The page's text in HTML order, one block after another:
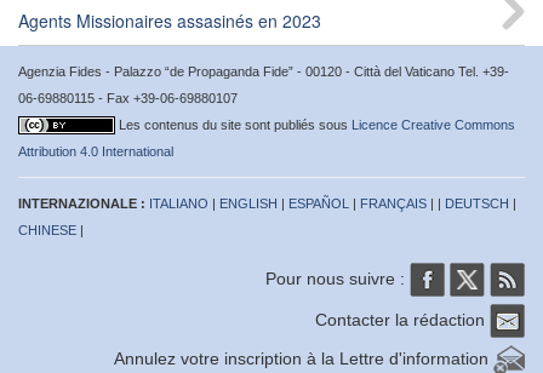
Agents Missionaires assasinés en 2023
Agenzia Fides - Palazzo “de Propaganda Fide” - 00120 - Città del Vaticano Tel. +39-
06-69880115 - Fax +39-06-69880107
Les contenus du site sont publiés sous Licence Creative Commons
Attribution 4.0 International
INTERNAZIONALE : ITALIANO | ENGLISH | ESPAÑOL | FRANÇAIS | | DEUTSCH |
CHINESE |
Pour nous suivre :
Contacter la rédaction
Annulez votre inscription à la Lettre d'information